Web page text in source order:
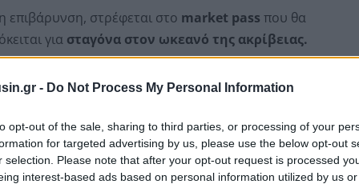
- Do Not Process My Personal Information
opt-out of the sale, sharing to third parties, or processing of your
for targeted advertising by us, please use the below opt-out
selection. Please note that after your opt-out request is processed
interest-based ads based on personal information utilized by us
επιβάρυνση, στρέφεται στο market pass που θα
για σταγόνα στον ωκεανό της ακρίβειας.
στην Ελλάδα τον Αύγουστοδιαμορφώθηκε στο 3,4%
αερίουσε σχέση με τον Αύγουστο του 2022.